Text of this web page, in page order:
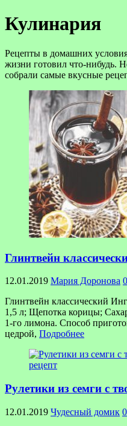
Кулинария
Рецепты в домашних
жизни готовил что-нибудь.
собрали самые вкусные
Глинтвейн
12.01.2019 Мария Доронова 0
Глинтвейн классический
1,5 л; Щепотка корицы;
1-го лимона. Способ
цедрой, Подробнее
Рулетики из семги с
12.01.2019 Чудесный домик 0